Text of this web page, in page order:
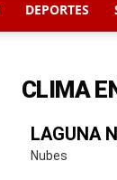
DEPORTES
CLIMA
LAGUNA
Nubes